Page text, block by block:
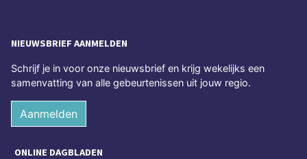
NIEUWSBRIEF AANMELDEN
Schrijf je in voor onze nieuwsbrief en krijg wekelijks een
samenvatting van alle gebeurtenissen uit jouw regio.
Aanmelden
ONLINE DAGBLADEN